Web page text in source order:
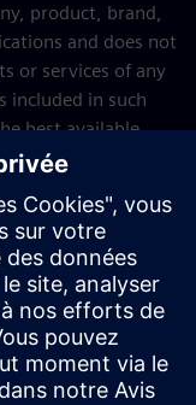
product, brand,
and does not
or services of any
included in such
best available
the time and are
vendor, product or
does not advise
with the